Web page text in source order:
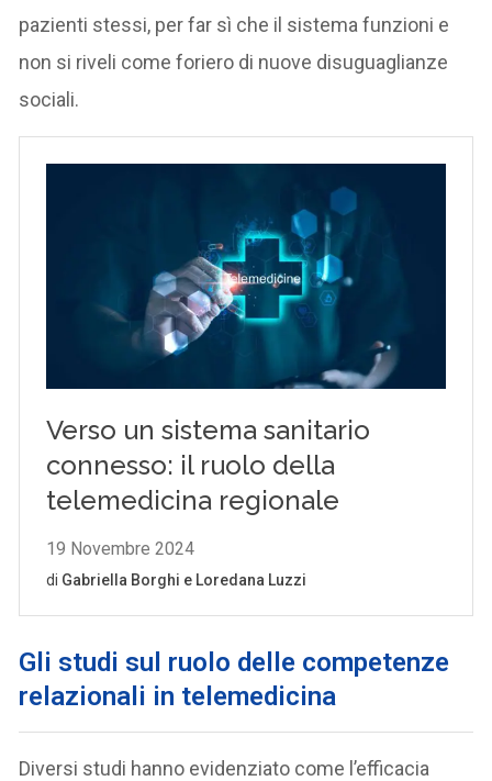
pazienti stessi, per far sì che il sistema funzioni e
non si riveli come foriero di nuove disuguaglianze
sociali.
Gli studi sul ruolo delle competenze
relazionali in telemedicina
Diversi studi hanno evidenziato come l’efficacia